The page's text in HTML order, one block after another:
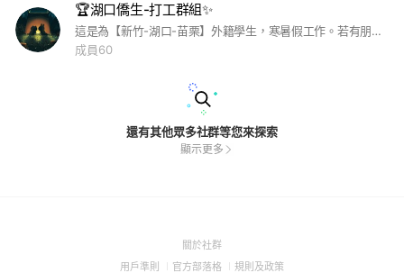
🏆湖口僑生-打工群組✨
這是為【新竹-湖口-苗栗】外籍學生，寒暑假工作。若有朋友要工作，請邀請他們進來~~
成員60
還有其他眾多社群等您來探索
顯示更多
關於社群(Open
用戶準則 (Open
官方部落格 (Open
規則及政策(Open